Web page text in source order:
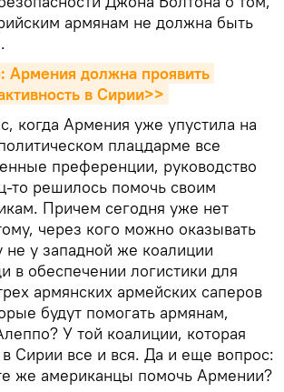
армянам не должна быть
Армения должна проявить
в Сирии>>
когда Армения уже упустила на
плацдарме все
преференции, руководство
то решилось помочь своим
Причем сегодня уже нет
через кого можно оказывать
у западной же коалиции
в обеспечении логистики для
армянских армейских саперов
будут помогать армянам,
У той коалиции, которая
Сирии все и вся. Да и еще вопрос:
же американцы помочь Армении?